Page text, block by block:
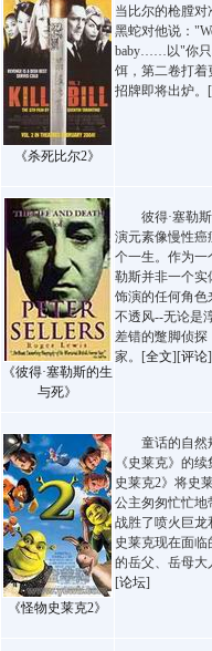
《杀死比尔2》
当比尔的枪膛对
黑蛇对他说：
baby……以"你只
饵，第二卷打着
招牌即将出炉。[
《彼得·塞勒斯的生
与死》
彼得·塞勒斯
演元素像慢性癌
个一生。作为一
勒斯并非一个实
饰演的任何角色
不透风--无论是
差错的蹩脚侦探
家。[全文][评论
《怪物史莱克2》
童话的自然
《史莱克》的
史莱克2》将史
公主匆匆忙忙地
战胜了喷火巨龙
史莱克现在面
的岳父、岳母大
[论坛]